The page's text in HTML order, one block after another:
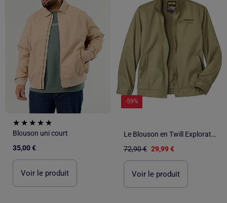
Blouson uni court
35,00 €
Voir le produit
-59%
Le Blouson en Twill Exploration - ATLAS FOR MEN
72,90 € 29,99 €
Voir le produit